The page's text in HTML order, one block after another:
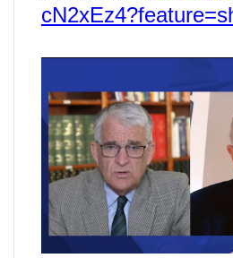
健康/養生
命理/信仰/宗教/宮廟/教會
演講/發表會/論壇/研討會